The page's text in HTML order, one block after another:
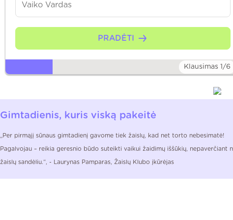
PRADĖTI
Klausimas 1/6
Gimtadienis, kuris viską pakeitė
„Per pirmąjį sūnaus gimtadienį gavome tiek žaislų, kad net torto nebesimatė!
Pagalvojau – reikia geresnio būdo suteikti vaikui žaidimų iššūkių, nepaverčiant
žaislų sandėliu.“, - Laurynas Pamparas, Žaislų Klubo įkūrėjas